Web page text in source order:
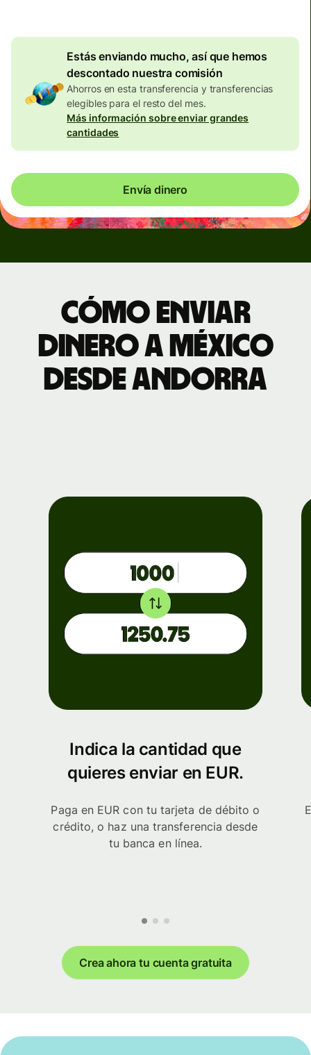
Estás enviando mucho, así que hemos
descontado nuestra comisión
Ahorros en esta transferencia y transferencias
elegibles para el resto del mes.
Más información sobre enviar grandes
cantidades
Envía dinero
Cómo enviar
dinero a México
desde Andorra
Indica la cantidad que
quieres enviar en EUR.
Paga en EUR con tu tarjeta de débito o
crédito, o haz una transferencia desde
tu banca en línea.
Crea ahora tu cuenta gratuita